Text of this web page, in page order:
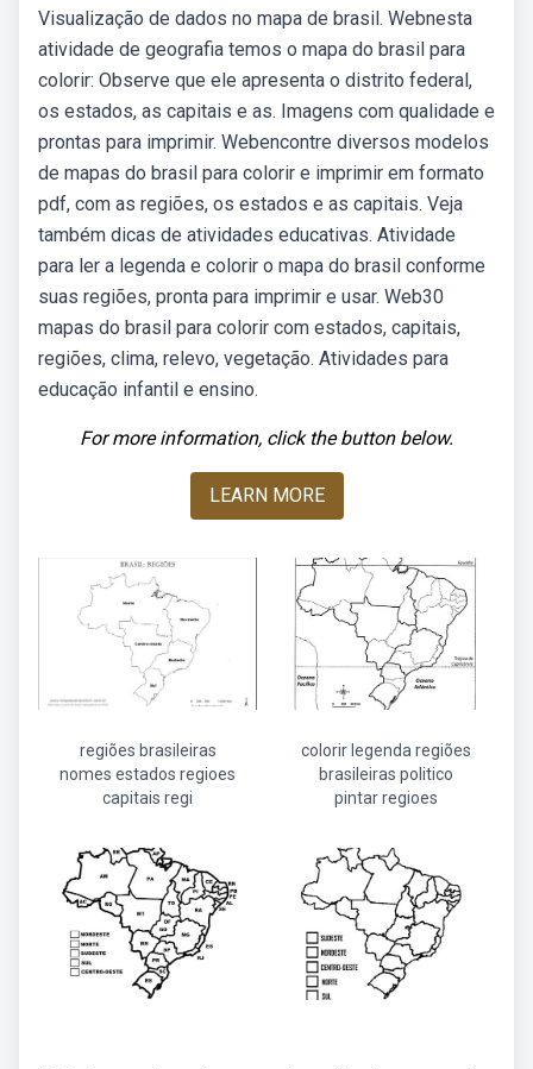
Visualização de dados no mapa de brasil. Webnesta
atividade de geografia temos o mapa do brasil para
colorir: Observe que ele apresenta o distrito federal,
os estados, as capitais e as. Imagens com qualidade e
prontas para imprimir. Webencontre diversos modelos
de mapas do brasil para colorir e imprimir em formato
pdf, com as regiões, os estados e as capitais. Veja
também dicas de atividades educativas. Atividade
para ler a legenda e colorir o mapa do brasil conforme
suas regiões, pronta para imprimir e usar. Web30
mapas do brasil para colorir com estados, capitais,
regiões, clima, relevo, vegetação. Atividades para
educação infantil e ensino.
For more information, click the button below.
LEARN MORE
regiões brasileiras
nomes estados regioes
capitais regi
colorir legenda regiões
brasileiras politico
pintar regioes